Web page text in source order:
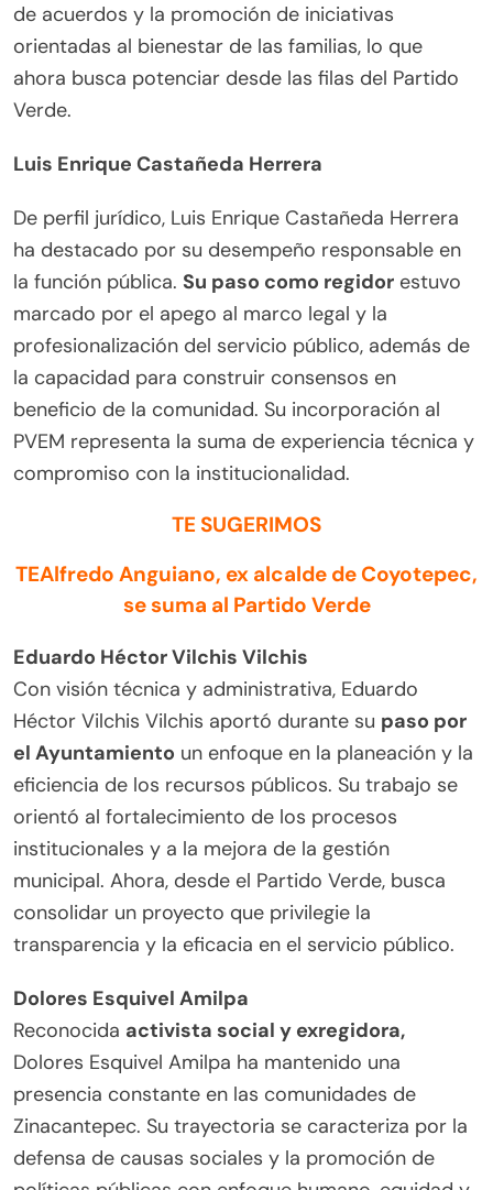
de acuerdos y la promoción de iniciativas
orientadas al bienestar de las familias, lo que
ahora busca potenciar desde las filas del Partido
Verde.
Luis Enrique Castañeda Herrera
De perfil jurídico, Luis Enrique Castañeda Herrera
ha destacado por su desempeño responsable en
la función pública. Su paso como regidor estuvo
marcado por el apego al marco legal y la
profesionalización del servicio público, además de
la capacidad para construir consensos en
beneficio de la comunidad. Su incorporación al
PVEM representa la suma de experiencia técnica y
compromiso con la institucionalidad.
TE SUGERIMOS
TEAlfredo Anguiano, ex alcalde de Coyotepec,
se suma al Partido Verde
Eduardo Héctor Vilchis Vilchis
Con visión técnica y administrativa, Eduardo
Héctor Vilchis Vilchis aportó durante su paso por
el Ayuntamiento un enfoque en la planeación y la
eficiencia de los recursos públicos. Su trabajo se
orientó al fortalecimiento de los procesos
institucionales y a la mejora de la gestión
municipal. Ahora, desde el Partido Verde, busca
consolidar un proyecto que privilegie la
transparencia y la eficacia en el servicio público.
Dolores Esquivel Amilpa
Reconocida activista social y exregidora,
Dolores Esquivel Amilpa ha mantenido una
presencia constante en las comunidades de
Zinacantepec. Su trayectoria se caracteriza por la
defensa de causas sociales y la promoción de